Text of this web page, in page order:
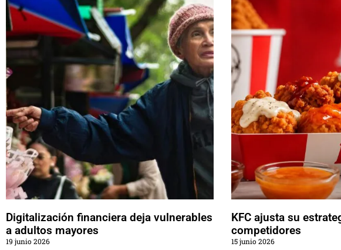
Digitalización financiera deja vulnerables
a adultos mayores
19 junio 2026
KFC ajusta su
competidores
15 junio 2026